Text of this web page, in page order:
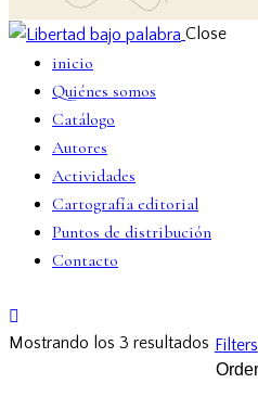
Close
inicio
Quiénes somos
Catálogo
Autores
Actividades
Cartografía editorial
Puntos de distribución
Contacto
Mostrando los 3 resultados Filters